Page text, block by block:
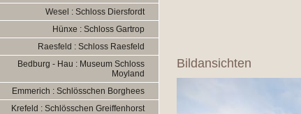
Wesel : Schloss Diersfordt
Hünxe : Schloss Gartrop
Raesfeld : Schloss Raesfeld
Bedburg - Hau : Museum Schloss
Moyland
Emmerich : Schlösschen Borghees
Krefeld : Schlösschen Greiffenhorst
Bildansichten